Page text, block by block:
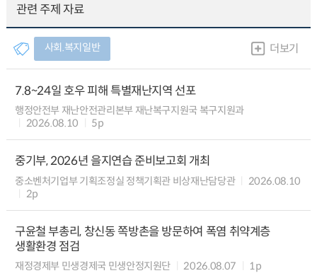
관련 주제 자료
사회.복지일반 더보기
7.8~24일 호우 피해 특별재난지역 선포
행정안전부 재난안전관리본부 재난복구지원국 복구지원과
2026.08.10
5p
중기부, 2026년 을지연습 준비보고회 개최
중소벤처기업부 기획조정실 정책기획관 비상재난담당관
2026.08.10
2p
구윤철 부총리, 창신동 쪽방촌을 방문하여 폭염 취약계층
생활환경 점검
재정경제부 민생경제국 민생안정지원단 2026.08.07 1p